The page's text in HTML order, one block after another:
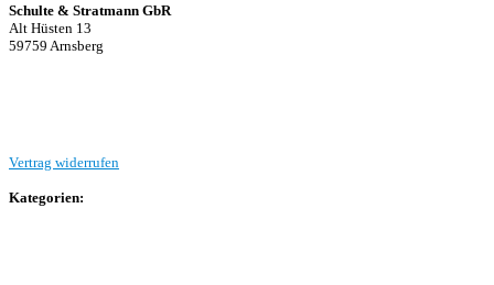
Schulte & Stratmann GbR
Alt Hüsten 13
59759 Arnsberg
Vertrag widerrufen
Kategorien: